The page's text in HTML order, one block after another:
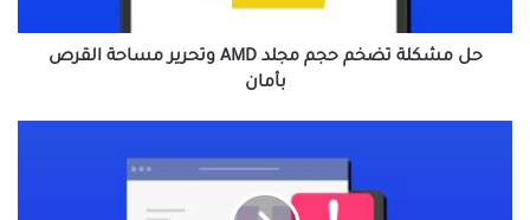
القرص
بأمان
حل مشكلة تضخم حجم مجلد AMD وتحرير مساحة القرص
بأمان